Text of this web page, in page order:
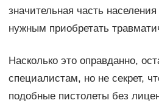
значительная часть
нужным приобретать
Насколько это оправданно,
специалистам, но не секрет,
подобные пистолеты без